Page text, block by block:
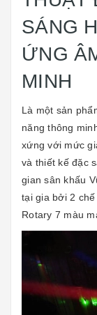
SÁNG
ỨNG
MINH
Là một sản
năng thông
xứng với mức
và thiết kế đặc
gian sân khấu
tại gia bởi 2
Rotary 7 màu